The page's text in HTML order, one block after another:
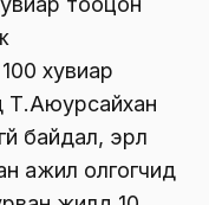
хувиар
Т.Аюурсайхан
байдал, эрүүл
ажил олгогчид